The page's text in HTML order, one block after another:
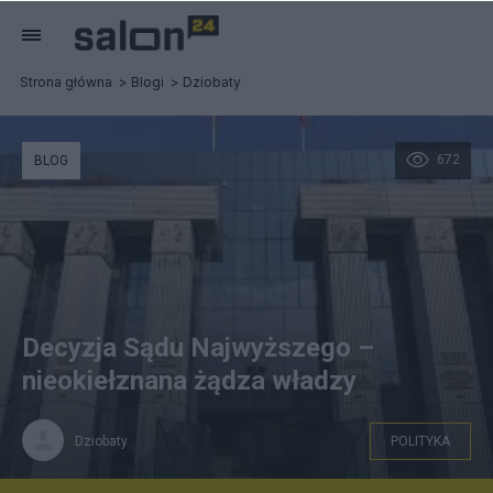
Strona główna Blogi Dziobaty
672
BLOG
Decyzja Sądu Najwyższego –
nieokiełznana żądza władzy
Dziobaty POLITYKA